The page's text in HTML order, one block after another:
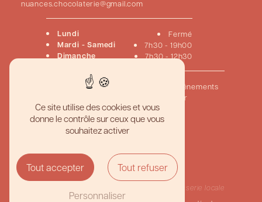
nuances.chocolaterie@gmail.com
Lundi Fermé
Mardi - Samedi 7h30 - 19h00
Dimanche 7h30 - 12h30
PâtisseriesChocolats
Événements
Nous contacter
Pâtisserie artisanale haut de gamme
Meilleur gâteau personnalisé
Pâtisserie traditionnelle française
Chocolaterie artisanale de qualité
Création de desserts sur mesure
Pâtisserie et chocolaterie fine
Pâtisserie locale
Ce site utilise des cookies et vous
donne le contrôle sur ceux que vous
souhaitez activer
Tout accepter Tout refuser
Personnaliser